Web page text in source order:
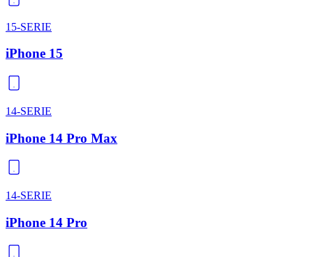
15-SERIE
iPhone 15
14-SERIE
iPhone 14 Pro Max
14-SERIE
iPhone 14 Pro